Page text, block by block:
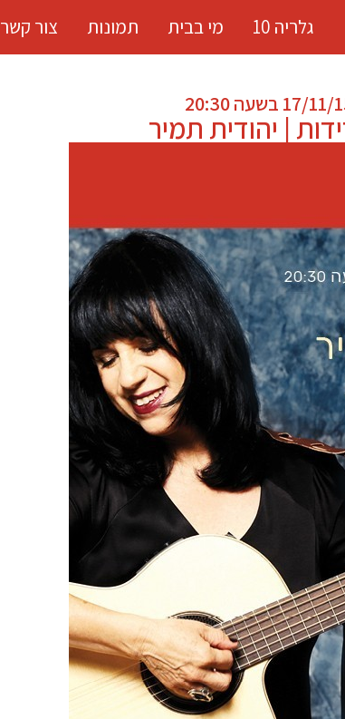
גלריה 10 מי בבית תמונות צור קשר
| יהודית תמיר